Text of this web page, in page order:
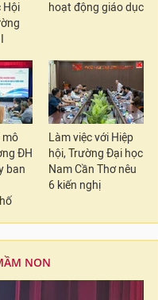
Hội
hoạt động giáo dục
mô
ĐH
ban
Làm việc với Hiệp
hội, Trường Đại học
Nam Cần Thơ nêu
6 kiến nghị
NON